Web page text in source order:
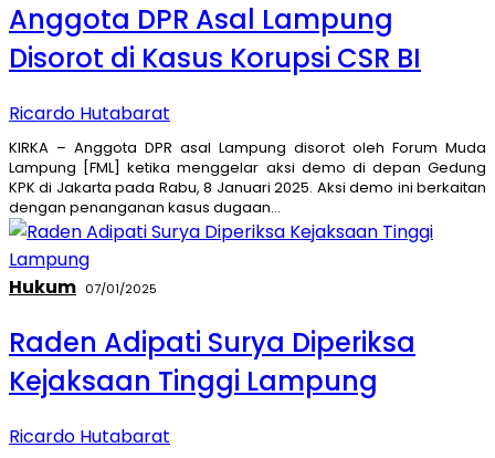
Anggota DPR Asal Lampung
Disorot di Kasus Korupsi CSR BI
Ricardo Hutabarat
KIRKA – Anggota DPR asal Lampung disorot oleh Forum Muda
Lampung [FML] ketika menggelar aksi demo di depan Gedung
KPK di Jakarta pada Rabu, 8 Januari 2025. Aksi demo ini berkaitan
dengan penanganan kasus dugaan…
Hukum 07/01/2025
Raden Adipati Surya Diperiksa
Kejaksaan Tinggi Lampung
Ricardo Hutabarat